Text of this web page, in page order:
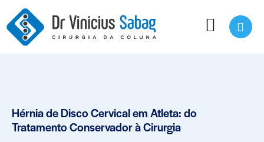
Hérnia de Disco Cervical em Atleta: do
Tratamento Conservador à Cirurgia